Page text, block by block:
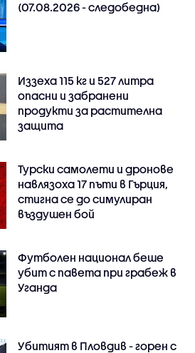
(07.08.2026 - следобедна)
Иззеха 115 кг и 527 литра
опасни и забранени
продукти за растителна
защита
Турски самолети и дронове
навлязоха 17 пъти в Гърция,
стигна се до симулиран
въздушен бой
Футболен национал беше
убит с павета при грабеж в
Уганда
Убитият в Пловдив - горен с